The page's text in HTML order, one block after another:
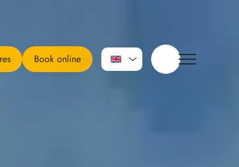
Book online